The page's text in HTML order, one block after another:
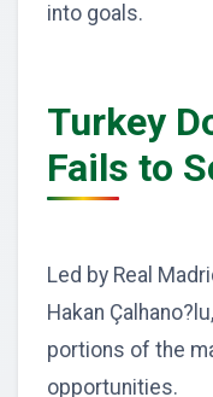
into goals.
Turkey
Fails to
Led by Real
Hakan
portions of the
opportunities.